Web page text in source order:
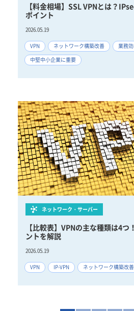
【料金相場】SSL VPNとは？
ポイント
2026.05.19
VPN ネットワーク構築改善
業務
中堅中小企業に重要
ネットワーク・サーバー
【比較表】VPNの主な種類は4
ントを解説
2026.05.19
VPN IP-VPN ネットワーク構築改善